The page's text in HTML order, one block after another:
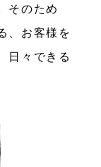
そのため
、お客様を
日々できる